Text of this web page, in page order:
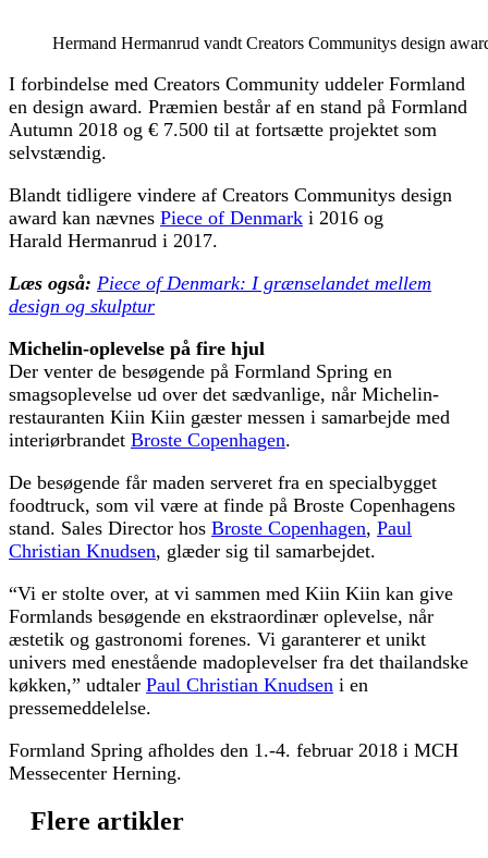
Hermand Hermanrud vandt Creators Communitys design
I forbindelse med Creators Community uddeler Formland
en design award. Præmien består af en stand på Formland
Autumn 2018 og € 7.500 til at fortsætte projektet som
selvstændig.
Blandt tidligere vindere af Creators Communitys design
award kan nævnes Piece of Denmark i 2016 og
Harald Hermanrud i 2017.
Læs også: Piece of Denmark: I grænselandet mellem
design og skulptur
Michelin-oplevelse på fire hjul
Der venter de besøgende på Formland Spring en
smagsoplevelse ud over det sædvanlige, når Michelin-
restauranten Kiin Kiin gæster messen i samarbejde med
interiørbrandet Broste Copenhagen.
De besøgende får maden serveret fra en specialbygget
foodtruck, som vil være at finde på Broste Copenhagens
stand. Sales Director hos Broste Copenhagen, Paul
Christian Knudsen, glæder sig til samarbejdet.
“Vi er stolte over, at vi sammen med Kiin Kiin kan give
Formlands besøgende en ekstraordinær oplevelse, når
æstetik og gastronomi forenes. Vi garanterer et unikt
univers med enestående madoplevelser fra det thailandske
køkken,” udtaler Paul Christian Knudsen i en
pressemeddelelse.
Formland Spring afholdes den 1.-4. februar 2018 i MCH
Messecenter Herning.
Flere artikler